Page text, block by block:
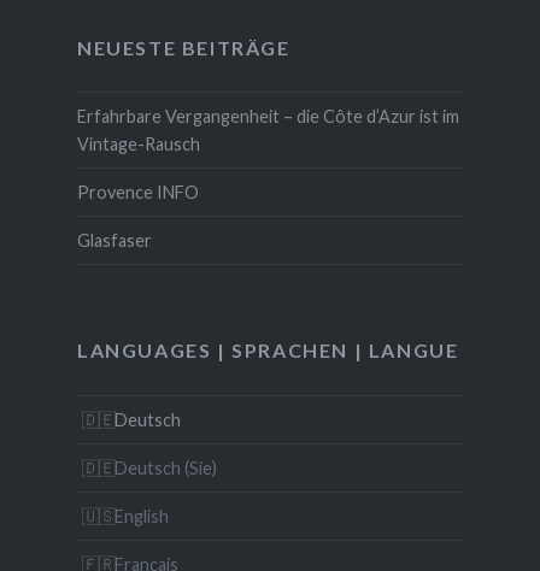
NEUESTE BEITRÄGE
Erfahrbare Vergangenheit – die Côte d’Azur ist im
Vintage-Rausch
Provence INFO
Glasfaser
LANGUAGES | SPRACHEN | LANGUE
Deutsch
Deutsch (Sie)
English
Français